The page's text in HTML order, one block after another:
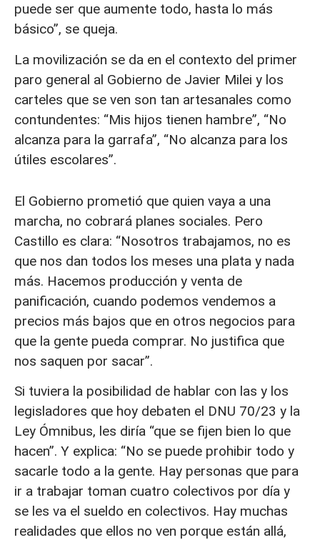
puede ser que aumente todo, hasta lo más
básico”, se queja.
La movilización se da en el contexto del primer
paro general al Gobierno de Javier Milei y los
carteles que se ven son tan artesanales como
contundentes: “Mis hijos tienen hambre”, “No
alcanza para la garrafa”, “No alcanza para los
útiles escolares”.
El Gobierno prometió que quien vaya a una
marcha, no cobrará planes sociales. Pero
Castillo es clara: “Nosotros trabajamos, no es
que nos dan todos los meses una plata y nada
más. Hacemos producción y venta de
panificación, cuando podemos vendemos a
precios más bajos que en otros negocios para
que la gente pueda comprar. No justifica que
nos saquen por sacar”.
Si tuviera la posibilidad de hablar con las y los
legisladores que hoy debaten el DNU 70/23 y la
Ley Ómnibus, les diría “que se fijen bien lo que
hacen”. Y explica: “No se puede prohibir todo y
sacarle todo a la gente. Hay personas que para
ir a trabajar toman cuatro colectivos por día y
se les va el sueldo en colectivos. Hay muchas
realidades que ellos no ven porque están allá,